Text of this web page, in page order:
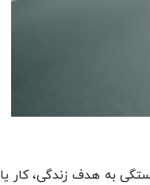
به هدف زندگی، کار یا